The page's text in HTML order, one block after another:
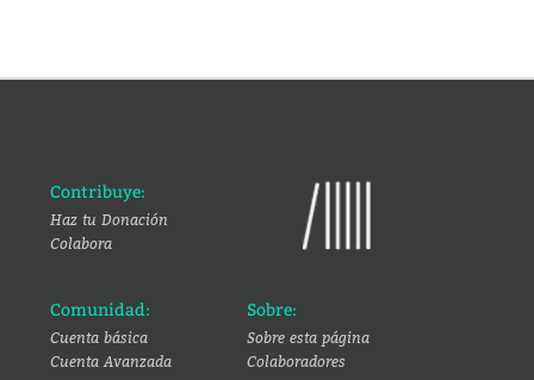
Contribuye:
Haz tu Donación
Colabora
Comunidad:
Cuenta básica
Cuenta Avanzada
Sobre:
Sobre esta página
Colaboradores